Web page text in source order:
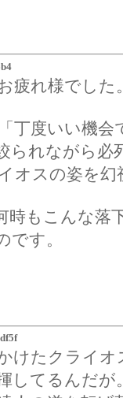
疲れ様でした
丁度いい機
られながら必
オスの姿を幻
もこんな落
です。
けたクライオ
してるんだ